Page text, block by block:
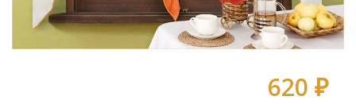
620 ₽